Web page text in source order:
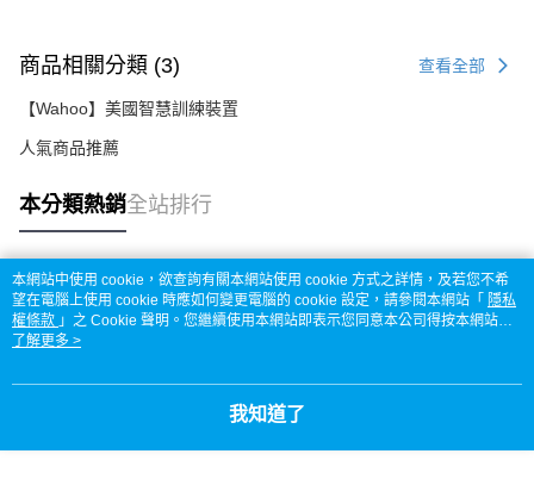
商品相關分類 (3) 查看全部
【Wahoo】美國智慧訓練裝置
人氣商品推薦
本分類熱銷全站排行
熱門標籤
本網站中使用 cookie，欲查詢有關本網站使用 cookie 方式之詳情，及若您不希
望在電腦上使用 cookie 時應如何變更電腦的 cookie 設定，請參閱本網站「 隱私
權條款 」之 Cookie 聲明。您繼續使用本網站即表示您同意本公司得按本網站使
用條款之 Cookie 聲明使用 cookie。
了解更多 >
我知道了